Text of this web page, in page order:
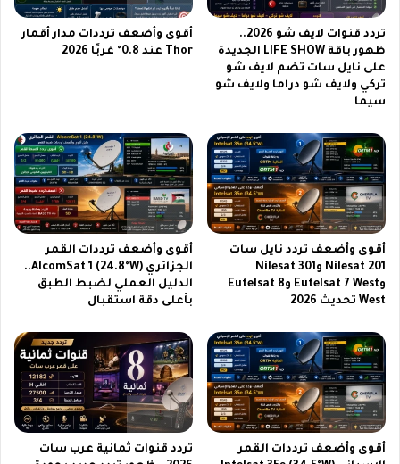
ج
و
د
ة
ع
ا
ي
2
0
2
ا
ل
س
ع
و
د
ة
0
2
6
ا
م
ب
أ
ف
تردد قنوات لايف شو 2026..
ظهور باقة LIFE SHOW الجديدة
على نايل سات تضم لايف شو
تركي ولايف شو دراما ولايف شو
سيما
أقوى وأضعف ترددات مدار أقمار
Thor عند 0.8° غربًا 2026
أقوى وأضعف تردد نايل سات
Nilesat 201 وNilesat 301
وEutelsat 7 West وEutelsat 8
West تحديث 2026
أقوى وأضعف ترددات القمر
الجزائري AlcomSat 1 (24.8°W)..
الدليل العملي لضبط الطبق
بأعلى دقة استقبال
أقوى وأضعف ترددات القمر
تردد قنوات ثمانية عرب سات